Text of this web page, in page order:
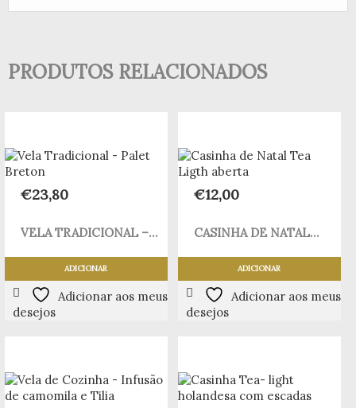
PRODUTOS RELACIONADOS
€23,80
VELA TRADICIONAL –...
ADICIONAR
Adicionar aos meus
desejos
€12,00
CASINHA DE NATAL...
ADICIONAR
Adicionar aos meus
desejos